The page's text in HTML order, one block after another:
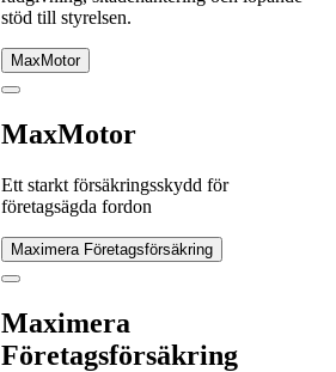
stöd till styrelsen.
MaxMotor
MaxMotor
Ett starkt försäkringsskydd för
företagsägda fordon
Maximera Företagsförsäkring
Maximera
Företagsförsäkring